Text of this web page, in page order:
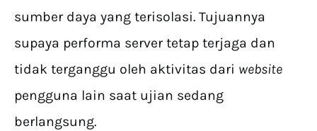
sumber daya yang terisolasi. Tujuannya
supaya performa server tetap terjaga dan
tidak terganggu oleh aktivitas dari website
pengguna lain saat ujian sedang
berlangsung.